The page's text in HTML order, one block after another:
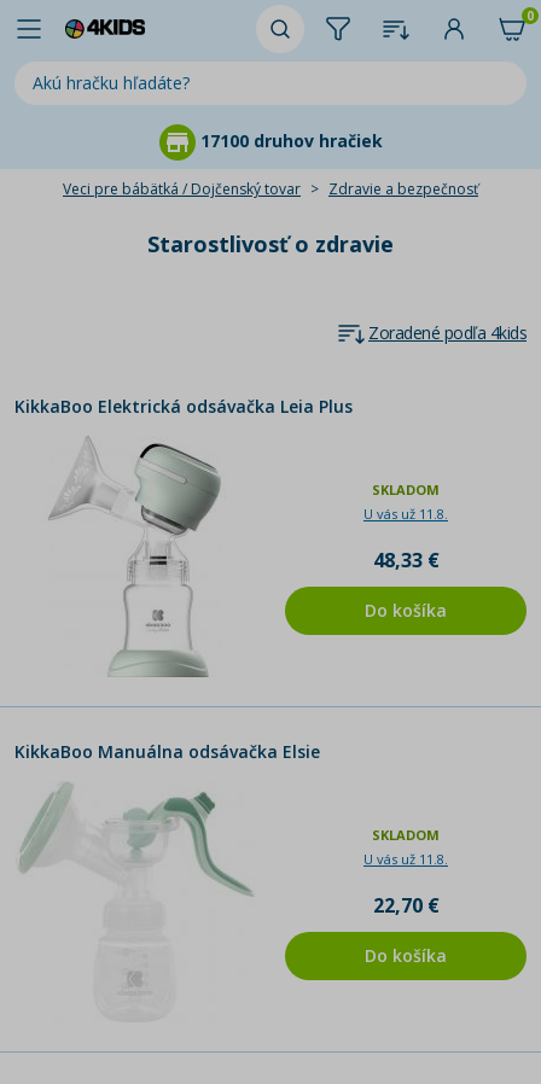
0
17100 druhov hračiek
Veci pre bábätká / Dojčenský tovar Zdravie a bezpečnosť
Starostlivosť o zdravie
Zoradené podľa 4kids
KikkaBoo Elektrická odsávačka Leia Plus
SKLADOM
U vás už 11.8.
48,33 €
Do košíka
KikkaBoo Manuálna odsávačka Elsie
SKLADOM
U vás už 11.8.
22,70 €
Do košíka